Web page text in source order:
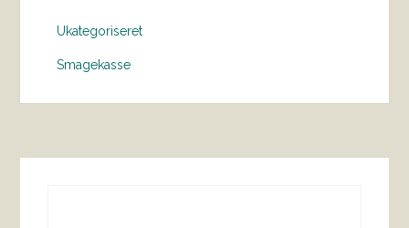
Ukategoriseret
Smagekasse